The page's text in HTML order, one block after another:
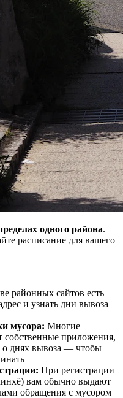
одного района.
расписание для вашего
районных сайтов есть
и узнать дни вывоза
мусора: Многие
приложения,
о днях вывоза — чтобы
При регистрации
вам обычно выдают
обращения с мусором